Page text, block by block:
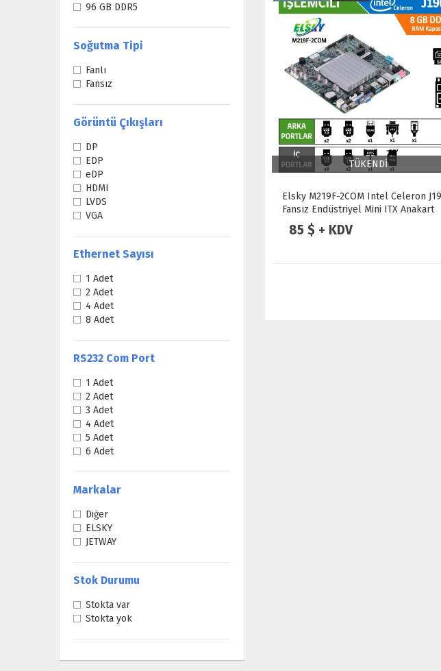
96 GB DDR5
Soğutma Tipi
Fanlı
Fansız
Görüntü Çıkışları
DP
EDP
eDP
HDMI
LVDS
VGA
Ethernet Sayısı
1 Adet
2 Adet
4 Adet
8 Adet
RS232 Com Port
1 Adet
2 Adet
3 Adet
4 Adet
5 Adet
6 Adet
Markalar
Diğer
ELSKY
JETWAY
Stok Durumu
Stokta var
Stokta yok
TÜKENDİ
Elsky M219F-2COM Intel Celeron
Fansız Endüstriyel Mini ITX Anakart
85 $ + KDV